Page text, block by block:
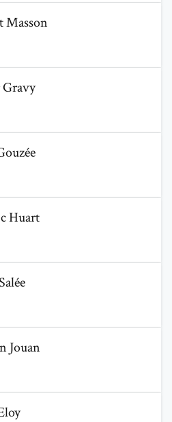
Masson
Masson
Gravy
Gravy
Gouzée
Huart
Huart
Salée
Jouan
Jouan
Eloy